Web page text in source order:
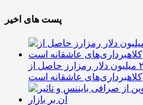
پست های اخیر
آمریکا در پی توقیف ۲۵ میلیون دلار رمزارز حاصل از
کلاهبرداری‌های عاشقانه است